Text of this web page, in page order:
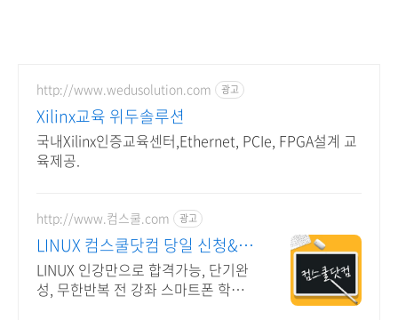
http://www.wedusolution.com 광고
Xilinx교육 위두솔루션
국내Xilinx인증교육센터,Ethernet, PCIe, FPGA설계 교
육제공.
http://www.컴스쿨.com 광고
LINUX 컴스쿨닷컴 당일 신청&결
제시 기프티콘!
LINUX 인강만으로 합격가능, 단기완
성, 무한반복 전 강좌 스마트폰 학습